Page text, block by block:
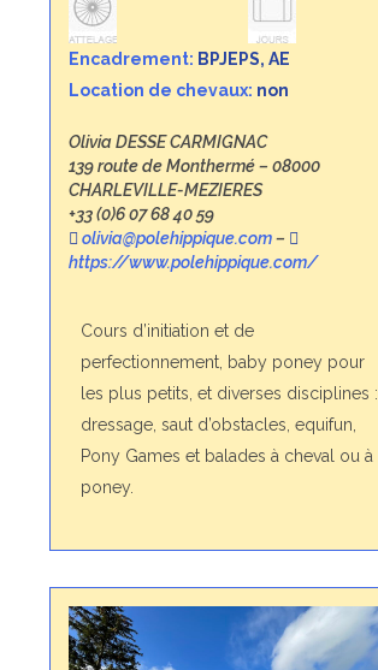
Encadrement: BPJEPS, AE
Location de chevaux: non
Olivia DESSE CARMIGNAC
139 route de Monthermé – 08000
CHARLEVILLE-MEZIERES
+33 (0)6 07 68 40 59
olivia@polehippique.com–
https://www.polehippique.com/
Cours d’initiation et de
perfectionnement, baby poney pour
les plus petits, et diverses disciplines :
dressage, saut d’obstacles, equifun,
Pony Games et balades à cheval ou à
poney.